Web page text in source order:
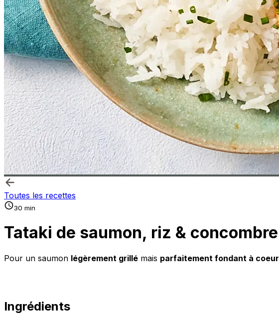
Toutes les recettes
30 min
Tataki de saumon, riz & concombre
Pour un saumon légèrement grillé mais parfaitement fondant à coeur
Ingrédients